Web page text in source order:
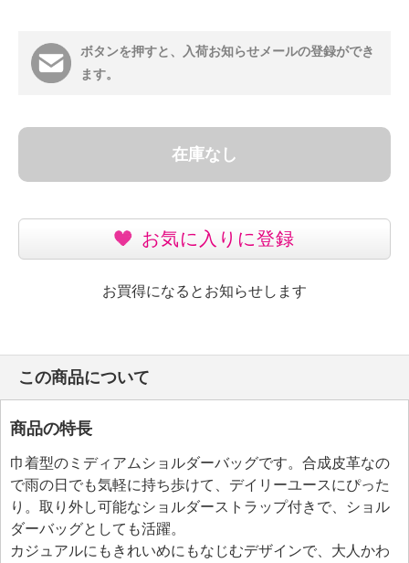
ボタンを押すと、入荷お知らせメールの登録ができ
ます。
在庫なし
お気に入りに登録
お買得になるとお知らせします
この商品について
商品の特長
巾着型のミディアムショルダーバッグです。合成皮革なの
で雨の日でも気軽に持ち歩けて、デイリーユースにぴった
り。取り外し可能なショルダーストラップ付きで、ショル
ダーバッグとしても活躍。
カジュアルにもきれいめにもなじむデザインで、大人かわ